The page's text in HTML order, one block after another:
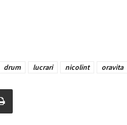
drum lucrari nicolint oravita